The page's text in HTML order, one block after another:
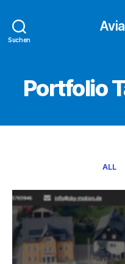
Suchen
Portfolio
ALL